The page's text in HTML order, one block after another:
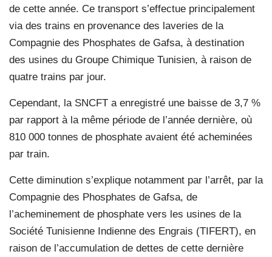
de cette année. Ce transport s’effectue principalement
via des trains en provenance des laveries de la
Compagnie des Phosphates de Gafsa, à destination
des usines du Groupe Chimique Tunisien, à raison de
quatre trains par jour.
Cependant, la SNCFT a enregistré une baisse de 3,7 %
par rapport à la même période de l’année dernière, où
810 000 tonnes de phosphate avaient été acheminées
par train.
Cette diminution s’explique notamment par l’arrêt, par la
Compagnie des Phosphates de Gafsa, de
l’acheminement de phosphate vers les usines de la
Société Tunisienne Indienne des Engrais (TIFERT), en
raison de l’accumulation de dettes de cette dernière